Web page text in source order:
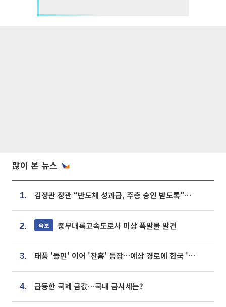
많이 본 뉴스
1. 김정관 장관 “반도체 성과급, 주총 승인 받도록”…상법·자본시장법 개정 시사
2. 속보 중부내륙고속도로서 미상 폭발물 발견
3. 태풍 '돌핀' 이어 '찬홈' 등장…예상 경로에 한국 '한숨'
4. 급등한 국제 금값…국내 금시세는?